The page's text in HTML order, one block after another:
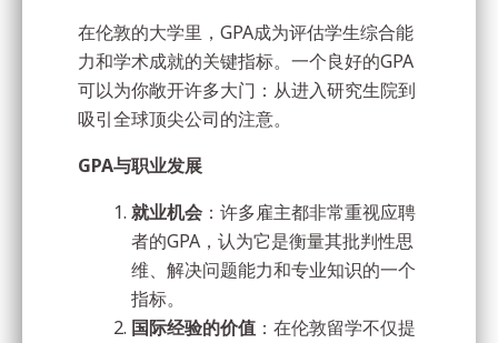
在伦敦的大学里，GPA成为评估学生综合能
力和学术成就的关键指标。一个良好的GPA
可以为你敞开许多大门：从进入研究生院到
吸引全球顶尖公司的注意。
GPA与职业发展
就业机会 ：许多雇主都非常重视应聘
者的GPA，认为它是衡量其批判性思
维、解决问题能力和专业知识的一个
指标。
国际经验的价值 ：在伦敦留学不仅提